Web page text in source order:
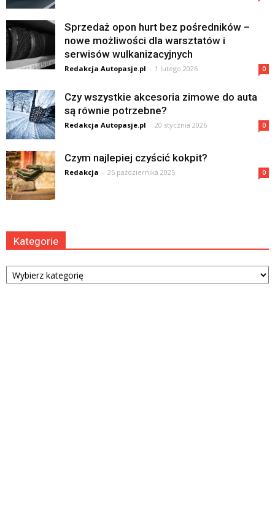
Sprzedaż opon hurt bez pośredników –
nowe możliwości dla warsztatów i
serwisów wulkanizacyjnych
Redakcja Autopasje.pl - 1 lutego 2026 0
Czy wszystkie akcesoria zimowe do auta
są równie potrzebne?
Redakcja Autopasje.pl - 20 stycznia 2026 0
Czym najlepiej czyścić kokpit?
Redakcja - 25 października 2025 0
Kategorie
Kategorie